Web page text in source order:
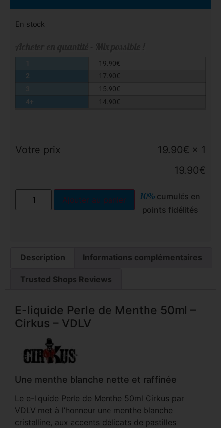
En stock
19.90€
2
17.90€
15.90€
4+
14.90€
Votre prix 19.90€ × 1
19.90€
Ajouter au panier 10% cumulés en
points fidélités
Description Informations complémentaires
Trusted Shops Reviews
E-liquide Perle de Menthe 50ml –
Cirkus – VDLV
Une menthe blanche nette et raffinée
Le e-liquide Perle de Menthe 50ml Cirkus par
VDLV met à l’honneur une menthe blanche
cristalline, aux accents délicats de pastilles